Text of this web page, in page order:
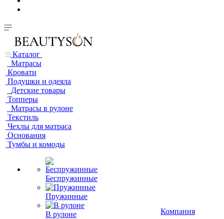
Каталог
Матрасы
Кровати
Подушки и одеяла
Детские товары
Топперы
Матрасы в рулоне
Текстиль
Чехлы для матраса
Основания
Тумбы и комоды
Беспружинные
Пружинные
В рулоне
Компания